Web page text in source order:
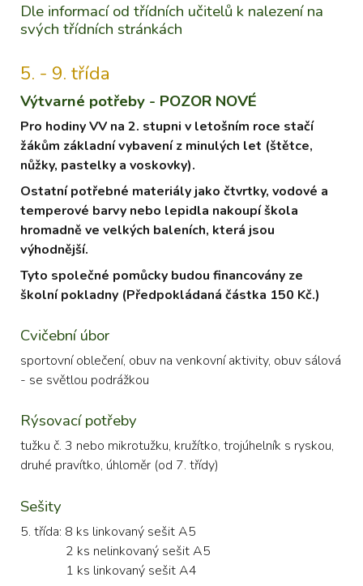
Dle informací od třídních učitelů k nalezení na
svých třídních stránkách
5. - 9. třída
Výtvarné potřeby - POZOR NOVÉ
Pro hodiny VV na 2. stupni v letošním roce stačí
žákům základní vybavení z minulých let (štětce,
nůžky, pastelky a voskovky).
Ostatní potřebné materiály jako čtvrtky, vodové a
temperové barvy nebo lepidla nakoupí škola
hromadně ve velkých baleních, která jsou
výhodnější.
Tyto společné pomůcky budou financovány ze
školní pokladny (Předpokládaná částka 150 Kč.)
Cvičební úbor
sportovní oblečení, obuv na venkovní aktivity, obuv sálová
- se světlou podrážkou
Rýsovací potřeby
tužku č. 3 nebo mikrotužku, kružítko, trojúhelník s ryskou,
druhé pravítko, úhloměr (od 7. třídy)
Sešity
5. třída: 8 ks linkovaný sešit A5
2 ks nelinkovaný sešit A5
1 ks linkovaný sešit A4